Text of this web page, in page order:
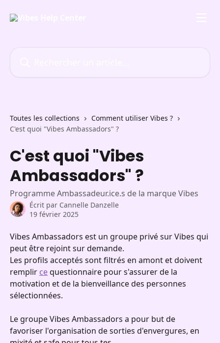
Toutes les collections
Comment utiliser Vibes ?
C'est quoi "Vibes Ambassadors" ?
C'est quoi "Vibes
Ambassadors" ?
Programme Ambassadeur.ice.s de la marque Vibes
Écrit par Cannelle Danzelle
19 février 2025
Vibes Ambassadors est un groupe privé sur Vibes qui
peut être rejoint sur demande.
Les profils acceptés sont filtrés en amont et doivent
remplir ce questionnaire pour s'assurer de la
motivation et de la bienveillance des personnes
sélectionnées.
Le groupe Vibes Ambassadors a pour but de
favoriser l'organisation de sorties d'envergures, en